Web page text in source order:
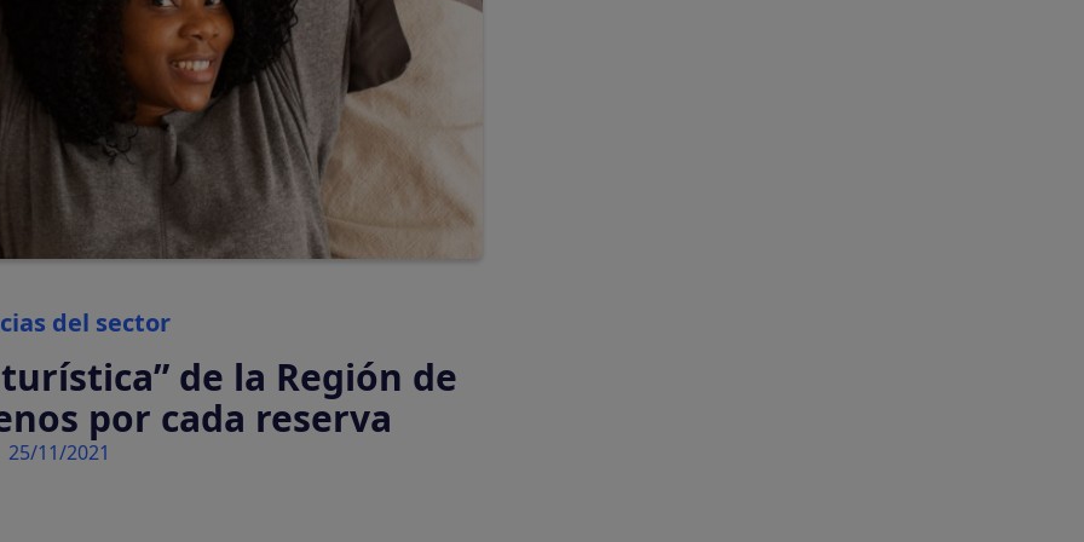
automáticamente
Tasas turísticas
Calcula y cobra tasas
automáticamente
Categories
del sector
de la Región de
por cada reserva
25/11/2021